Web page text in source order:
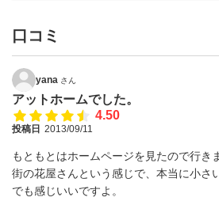
口コミ
yana さん
アットホームでした。
4.50
投稿日 2013/09/11
もともとはホームページを見たので行き
街の花屋さんという感じで、本当に小さ
でも感じいいですよ。